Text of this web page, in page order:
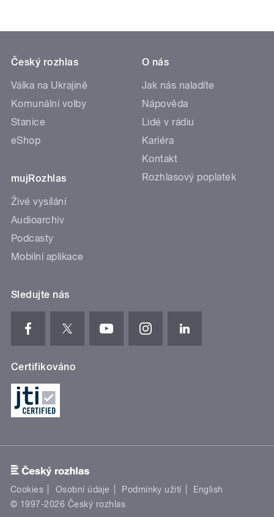
Český rozhlas
Válka na Ukrajině
Komunální volby
Stanice
eShop
mujRozhlas
Živé vysílání
Audioarchiv
Podcasty
Mobilní aplikace
O nás
Jak nás naladíte
Nápověda
Lidé v rádiu
Kariéra
Kontakt
Rozhlasový poplatek
Sledujte nás
Certifikováno
Cookies Osobní údaje Podmínky užití
English
© 1997-2026 Český rozhlas